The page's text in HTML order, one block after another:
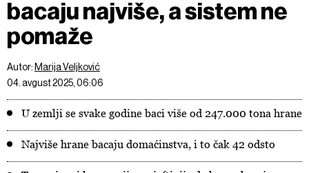
bacaju najviše, a sistem ne
pomaže
Autor: Marija Veljković
04. avgust 2025, 06:06
U zemlji se svake godine baci više od 247.000 tona hrane
Najviše hrane bacaju domaćinstva, i to čak 42 odsto